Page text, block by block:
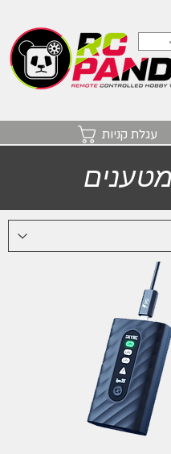
עגלת קניות
מטענים